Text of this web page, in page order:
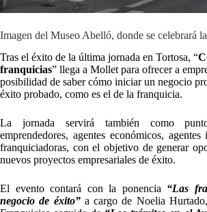
Imagen del Museo Abelló, donde se celebrará
Tras el éxito de la última jornada en Tortosa, “
franquicias” llega a Mollet para ofrecer a
posibilidad de saber cómo iniciar un negocio
éxito probado, como es el de la franquicia.
La jornada servirá también como
emprendedores, agentes económicos,
franquiciadoras, con el objetivo de generar
nuevos proyectos empresariales de éxito.
El evento contará con la ponencia “Las
negocio de éxito” a cargo de Noelia